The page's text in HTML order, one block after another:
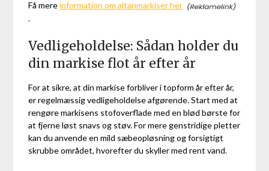
Få mereinformation om altanmarkiser her
.
Vedligeholdelse: Sådan holder du
din markise flot år efter år
For at sikre, at din markise forbliver i topform år efter år,
er regelmæssig vedligeholdelse afgørende. Start med at
rengøre markisens stofoverflade med en blød børste for
at fjerne løst snavs og støv. For mere genstridige pletter
kan du anvende en mild sæbeopløsning og forsigtigt
skrubbe området, hvorefter du skyller med rent vand.